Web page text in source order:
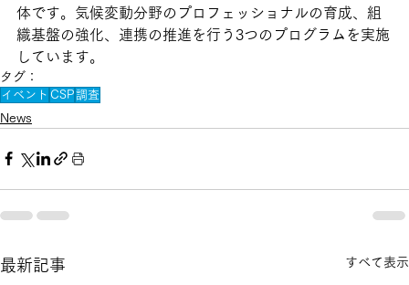
体です。気候変動分野のプロフェッショナルの育成、組
織基盤の強化、連携の推進を行う3つのプログラムを実施
しています。
タグ：
イベント CSP調査
News
最新記事 すべて表示